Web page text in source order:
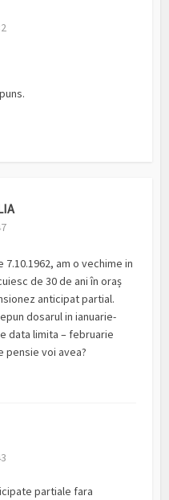
am o vechime in
de 30 de ani în oraș
anticipat partial.
dosarul in ianuarie-
data limita – februarie
pensie voi avea?
partiale fara